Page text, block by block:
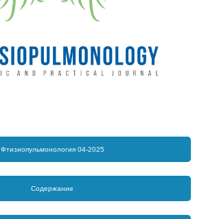
Фтизиопульмонология 04-2025
Содержание